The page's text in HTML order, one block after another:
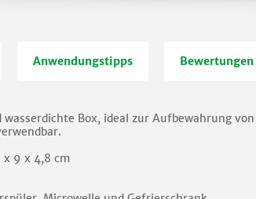
Anwendungstipps Bewertungen
Box, ideal zur Aufbewahrung
x 9 x 4,8 cm